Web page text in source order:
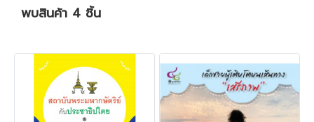
พบสินค้า 4 ชิ้น